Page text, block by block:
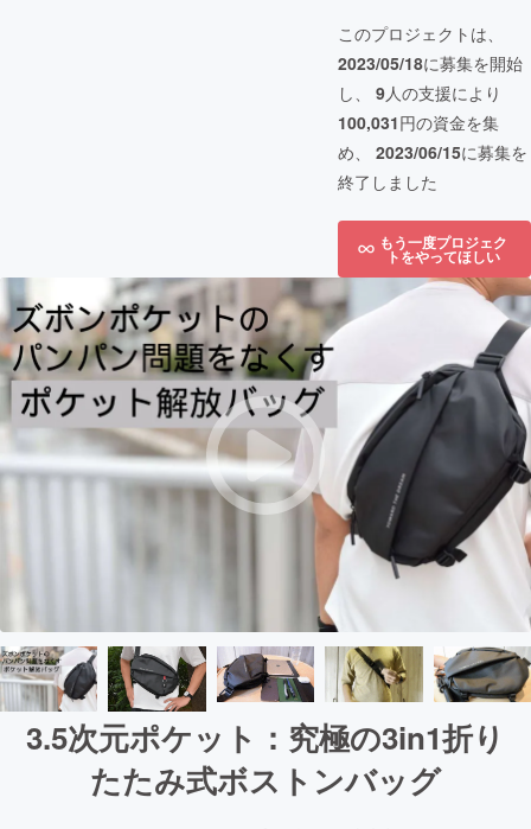
このプロジェクトは、
2023/05/18に募集を開始
し、 9人の支援により
100,031円の資金を集
め、 2023/06/15に募集を
終了しました
もう一度プロジェク
トをやってほしい
3.5次元ポケット：究極の3in1折り
たたみ式ボストンバッグ